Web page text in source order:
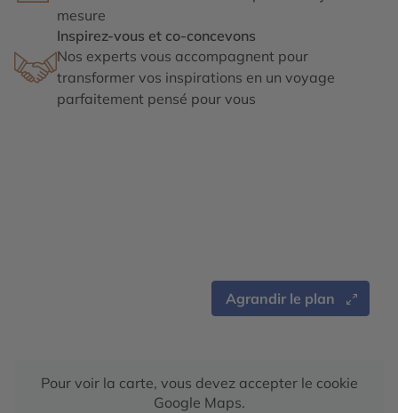
mesure
Inspirez-vous et co-concevons
Nos experts vous accompagnent pour
transformer vos inspirations en un voyage
parfaitement pensé pour vous
Agrandir le plan
Pour voir la carte, vous devez accepter le cookie
Google Maps.